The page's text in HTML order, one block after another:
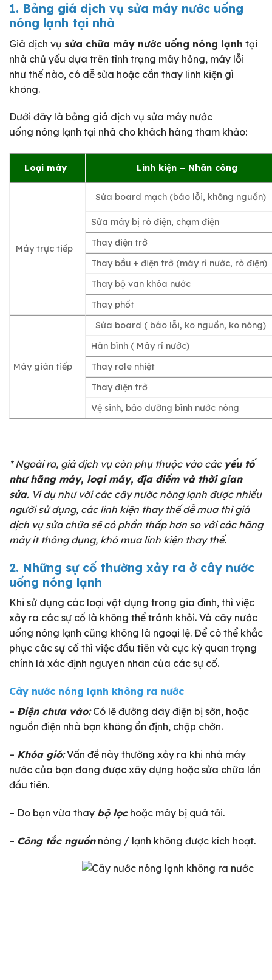
1. Bảng giá dịch vụ sửa máy nước uống
nóng lạnh tại nhà
Giá dịch vụ sửa chữa máy nước uống nóng lạnh tại
nhà chủ yếu dựa trên tình trạng máy hỏng, máy lỗi
như thế nào, có dễ sửa hoặc cần thay linh kiện gì
không.
Dưới đây là bảng giá dịch vụ sửa máy nước
uống nóng lạnh tại nhà cho khách hàng tham khảo:
Loại máy Linh kiện – Nhân công
Máy trực tiếp
Sửa board mạch (báo lỗi, không nguồn)
Sửa máy bị rò điện, chạm điện
Thay điện trở
Thay bầu + điện trở (máy rỉ nước, rò điện)
Thay bộ van khóa nước
Thay phốt
Máy gián tiếp
Sửa board ( báo lỗi, ko nguồn, ko nóng)
Hàn bình ( Máy rỉ nước)
Thay rơle nhiệt
Thay điện trở
Vệ sinh, bảo dưỡng bình nước nóng
* Ngoài ra, giá dịch vụ còn phụ thuộc vào các yếu tố
như hãng máy, loại máy, địa điểm và thời gian
sửa. Ví dụ như với các cây nước nóng lạnh được nhiều
người sử dụng, các linh kiện thay thế dễ mua thì giá
dịch vụ sửa chữa sẽ có phần thấp hơn so với các hãng
máy ít thông dụng, khó mua linh kiện thay thế.
2. Những sự cố thường xảy ra ở cây nước
uống nóng lạnh
Khi sử dụng các loại vật dụng trong gia đình, thì việc
xảy ra các sự cố là không thể tránh khỏi. Và cây nước
uống nóng lạnh cũng không là ngoại lệ. Để có thể khắc
phục các sự cố thì việc đầu tiên và cực kỳ quan trọng
chính là xác định nguyên nhân của các sự cố.
Cây nước nóng lạnh không ra nước
– Điện chưa vào:Có lẽ đường dây điện bị sờn, hoặc
nguồn điện nhà bạn không ổn định, chập chờn.
– Khóa gió:Vấn đề này thường xảy ra khi nhà máy
nước của bạn đang được xây dựng hoặc sửa chữa lần
đầu tiên.
– Do bạn vừa thay bộ lọchoặc máy bị quá tải.
– Công tắc nguồnnóng / lạnh không được kích hoạt.